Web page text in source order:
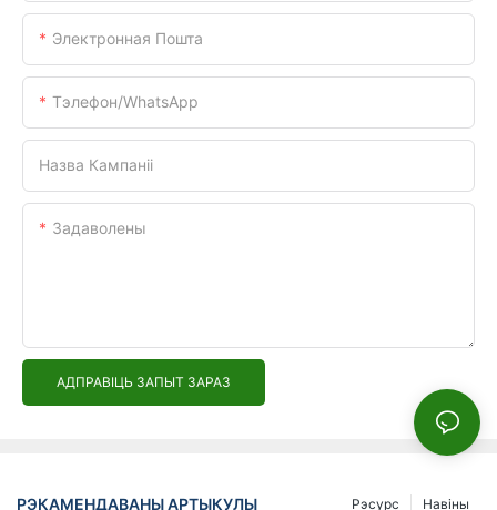
Электронная Пошта
Тэлефон/WhatsApp
Назва Кампаніі
Задаволены
АДПРАВІЦЬ ЗАПЫТ ЗАРАЗ
РЭКАМЕНДАВАНЫ АРТЫКУЛЫ Навіны
Рэсурс